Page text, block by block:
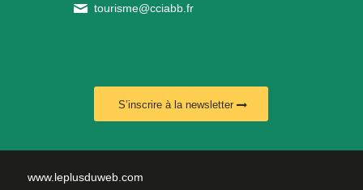
tourisme@cciabb.fr
S’inscrire à la newsletter
www.leplusduweb.com